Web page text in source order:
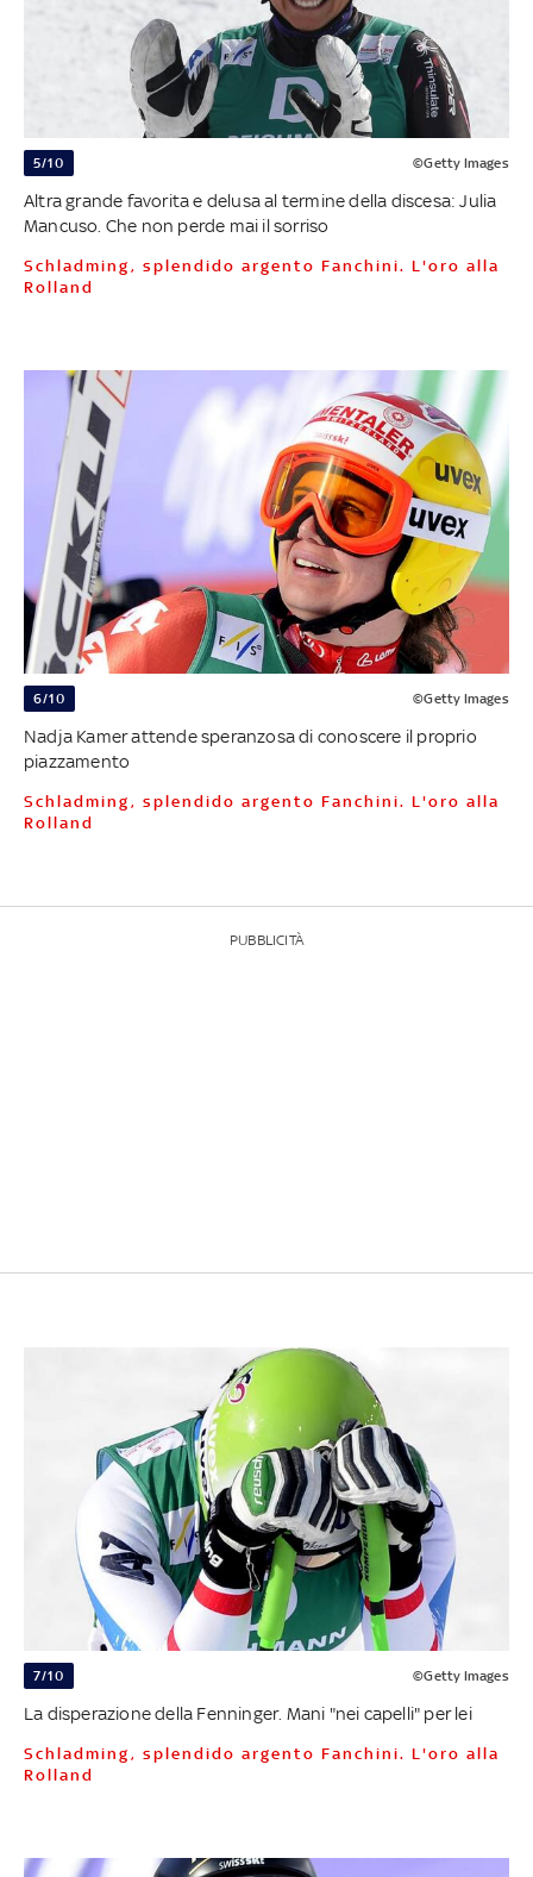
5/10 ©Getty Images
Altra grande favorita e delusa al termine della discesa: Julia
Mancuso. Che non perde mai il sorriso
Schladming, splendido argento Fanchini. L'oro alla
Rolland
6/10 ©Getty Images
Nadja Kamer attende speranzosa di conoscere il proprio
piazzamento
Schladming, splendido argento Fanchini. L'oro alla
Rolland
PUBBLICITÀ
7/10 ©Getty Images
La disperazione della Fenninger. Mani "nei capelli" per lei
Schladming, splendido argento Fanchini. L'oro alla
Rolland